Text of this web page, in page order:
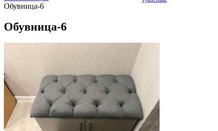
Обувница-6
Обувница-6